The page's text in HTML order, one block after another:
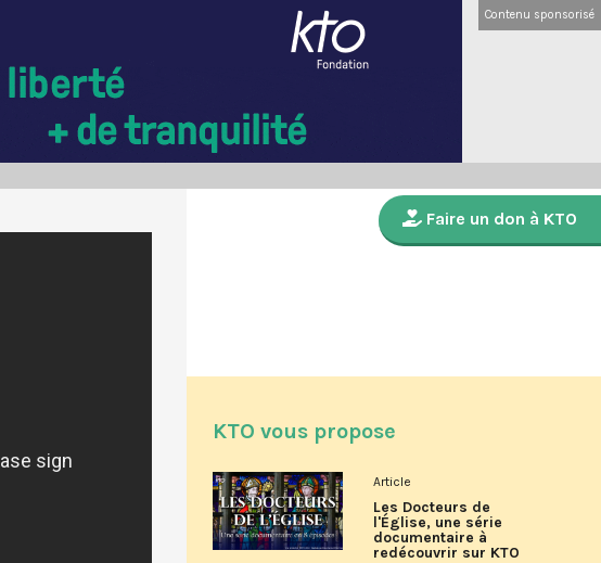
Contenu sponsorisé
Faire un don à KTO
KTO vous propose
Article
Les Docteurs de
l'Église, une série
documentaire à
redécouvrir sur KTO